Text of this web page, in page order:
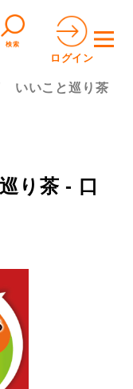
検索
ログイン
いいこと巡り茶
り茶 - 口